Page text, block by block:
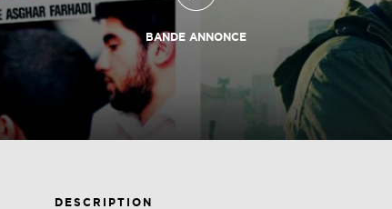
BANDE ANNONCE
DESCRIPTION